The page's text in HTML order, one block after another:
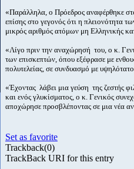
«Παράλληλα, ο Πρόεδρος αναφέρθηκε
επίσης στο γεγονός ότι η πλειονότητα
μικρός αριθμός ατόμων μη Ελληνικής
«Λίγο πριν την αναχώρησή του, ο κ.
των επισκεπτών, όπου εξέφρασε με
πολυτελείας, σε συνδυασμό με
«Έχοντας λάβει μια γεύση της ζεστής
και ενός γλυκίσματος, ο κ. Γενικός
αποχώρησε προσβλέποντας σε μια νέα
Set as favorite
Trackback(0)
TrackBack URI for this entry